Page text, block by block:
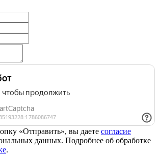
«Отправить», вы даете согласие
данных. Подробнее об обработке
.